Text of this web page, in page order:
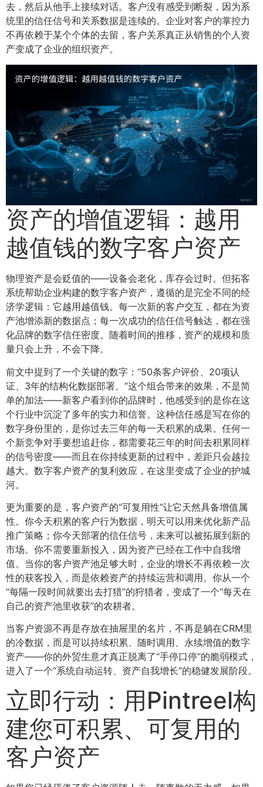
去，然后从他手上接续对话。客户没有感受到断裂，因为系
统里的信任信号和关系数据是连续的。企业对客户的掌控力
不再依赖于某个个体的去留，客户关系真正从销售的个人资
产变成了企业的组织资产。
资产的增值逻辑：越用
越值钱的数字客户资产
物理资产是会贬值的——设备会老化，库存会过时。但拓客
系统帮助企业构建的数字客户资产，遵循的是完全不同的经
济学逻辑：它越用越值钱。每一次新的客户交互，都在为资
产池增添新的数据点；每一次成功的信任信号触达，都在强
化品牌的数字信任密度。随着时间的推移，资产的规模和质
量只会上升，不会下降。
前文中提到了一个关键的数字：“50条客户评价、20项认
证、3年的结构化数据部署。”这个组合带来的效果，不是简
单的加法——新客户看到你的品牌时，他感受到的是你在这
个行业中沉淀了多年的实力和信誉。这种信任感是写在你的
数字身份里的，是你过去三年的每一天积累的成果。任何一
个新竞争对手要想追赶你，都需要花三年的时间去积累同样
的信号密度——而且在你持续更新的过程中，差距只会越拉
越大。数字客户资产的复利效应，在这里变成了企业的护城
河。
更为重要的是，客户资产的“可复用性”让它天然具备增值属
性。你今天积累的客户行为数据，明天可以用来优化新产品
推广策略；你今天部署的信任信号，未来可以被拓展到新的
市场。你不需要重新投入，因为资产已经在工作中自我增
值。当你的客户资产池足够大时，企业的增长不再依赖一次
性的获客投入，而是依赖资产的持续运营和调用。你从一个
“每隔一段时间就要出去打猎”的狩猎者，变成了一个“每天在
自己的资产池里收获”的农耕者。
当客户资源不再是存放在抽屉里的名片，不再是躺在CRM里
的冷数据，而是可以持续积累、随时调用、永续增值的数字
资产——你的外贸生意才真正脱离了“手停口停”的脆弱模式，
进入了一个“系统自动运转、资产自我增长”的稳健发展阶段。
立即行动：用Pintreel构
建您可积累、可复用的
客户资产